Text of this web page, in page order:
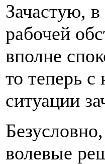
Зачастую,
рабочей
вполне
то теперь
ситуации
волевые